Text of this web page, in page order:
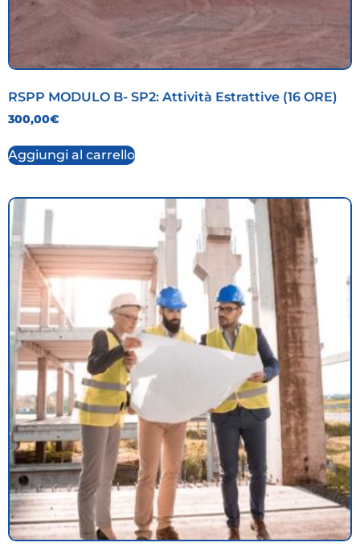
RSPP MODULO B- SP2: Attività Estrattive (16 ORE)
300,00€
Aggiungi al carrello